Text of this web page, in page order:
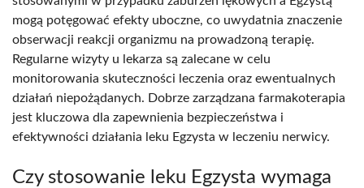
mogą potęgować efekty uboczne, co uwydatnia znaczenie
obserwacji reakcji organizmu na prowadzoną terapię.
Regularne wizyty u lekarza są zalecane w celu
monitorowania skuteczności leczenia oraz ewentualnych
działań niepożądanych. Dobrze zarządzana farmakoterapia
jest kluczowa dla zapewnienia bezpieczeństwa i
efektywności działania leku Egzysta w leczeniu nerwicy.
Czy stosowanie leku Egzysta wymaga